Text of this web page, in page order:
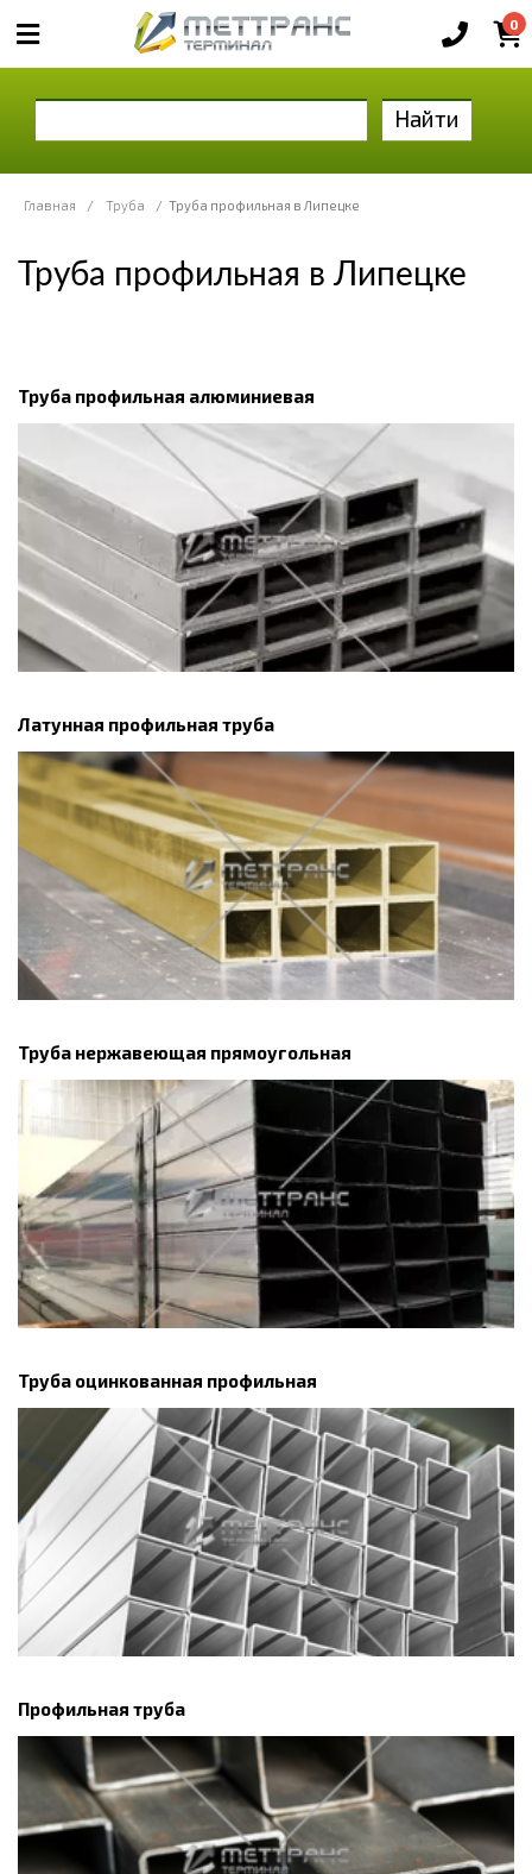
0
Найти
Главная / Труба / Труба профильная в Липецке
Труба профильная в Липецке
Труба профильная алюминиевая
Латунная профильная труба
Труба нержавеющая прямоугольная
Труба оцинкованная профильная
Профильная труба